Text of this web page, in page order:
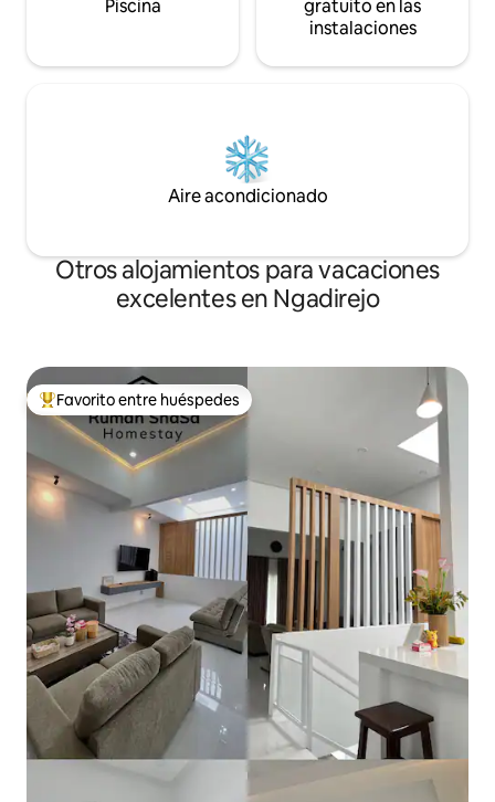
Piscina
gratuito en las
instalaciones
Aire acondicionado
Otros alojamientos para vacaciones
excelentes en Ngadirejo
Favorito entre huéspedes preferido
Favorito entre huéspedes